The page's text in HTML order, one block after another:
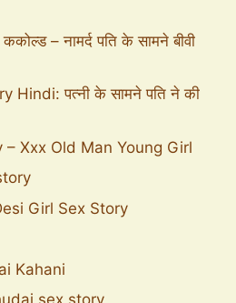
– नामर्द पति के सामने बीवी
Hindi: पत्नी के सामने पति ने की
Xxx Old Man Young Girl
Girl Sex Story
Kahani